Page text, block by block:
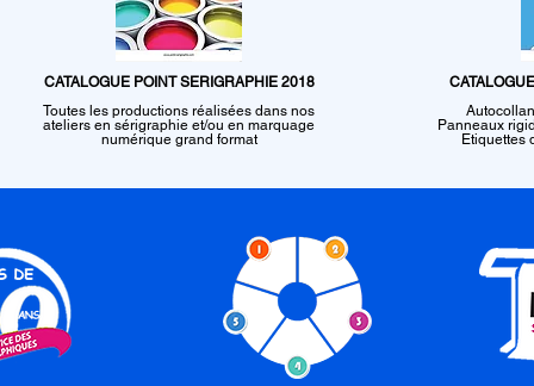
CATALOGUE POINT SERIGRAPHIE 2018
Toutes les productions réalisées dans nos
ateliers en sérigraphie et/ou en marquage
numérique grand format
Panneaux
Etiquettes